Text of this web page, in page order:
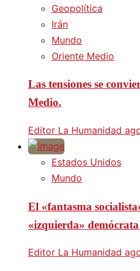
Geopolítica
Irán
Mundo
Oriente Medio
Las tensiones se
Medio.
Editor La Humanidad
Estados Unidos
Mundo
El «fantasma
«izquierda»
Editor La Humanidad